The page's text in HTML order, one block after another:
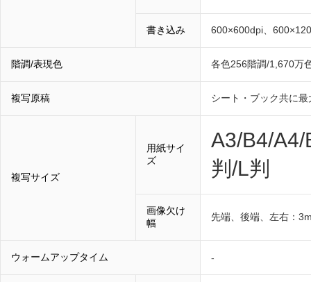
書き込み 600×600dpi、
階調/表現色 各色256階調/1,670万
複写原稿 シート・ブック共に
複写サイズ
用紙サイ
ズ
A3/B4/
判/L判
画像欠け
幅
先端、後端、左右：
ウォームアップタイム -